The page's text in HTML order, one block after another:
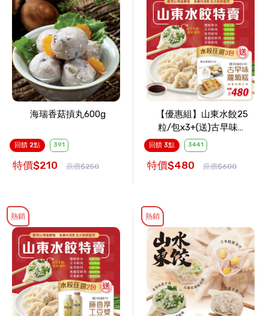
海瑞香菇摃丸600g
回饋 2點 391
特價$210 原價$250
【優惠組】山東水餃25
粒/包x3+(送)古早味蘿
蔔糕1包
回饋 3點 3441
特價$480 原價$600
熱銷 熱銷